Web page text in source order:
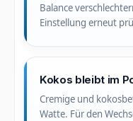
Balance
Einstellung erneut
Kokos bleibt im
Cremige und
Watte. Für den